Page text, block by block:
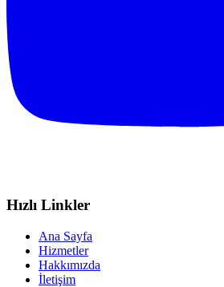
Hızlı Linkler
Ana Sayfa
Hizmetler
Hakkımızda
İletişim